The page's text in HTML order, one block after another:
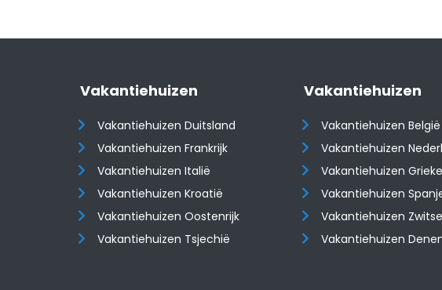
Vakantiehuizen
Vakantiehuizen Duitsland
Vakantiehuizen Frankrijk
Vakantiehuizen Italië
Vakantiehuizen Kroatië
​​​​​​​Vakantiehuizen Oostenrijk
Vakantiehuizen Tsjechië
Vakantiehuizen
Vakantiehuizen België
Vakantiehuizen
Vakantiehuizen
Vakantiehuizen
​​​​​​​Vakantiehuizen
Vakantiehuizen